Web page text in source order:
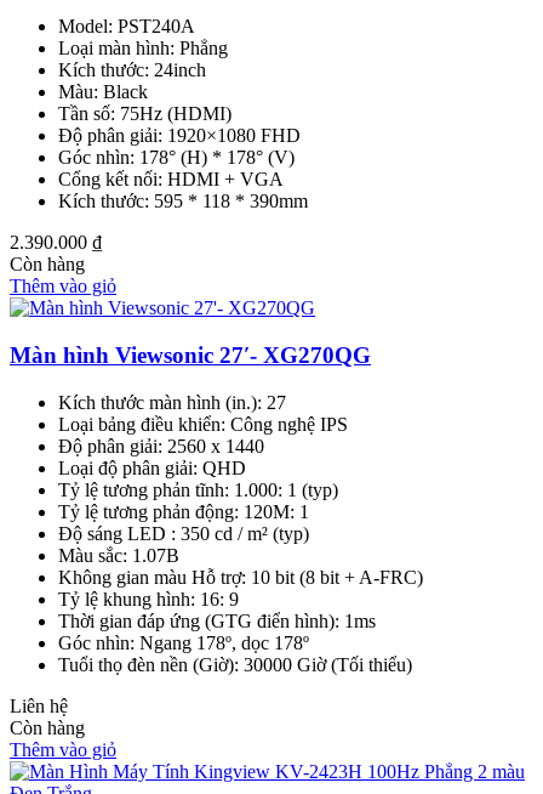
Model: PST240A
Loại màn hình: Phẳng
Kích thước: 24inch
Màu: Black
Tần số: 75Hz (HDMI)
Độ phân giải: 1920×1080 FHD
Góc nhìn: 178° (H) * 178° (V)
Cổng kết nối: HDMI + VGA
Kích thước: 595 * 118 * 390mm
2.390.000 ₫
Còn hàng
Thêm vào giỏ
Màn hình Viewsonic 27′- XG270QG
Kích thước màn hình (in.): 27
Loại bảng điều khiển: Công nghệ IPS
Độ phân giải: 2560 x 1440
Loại độ phân giải: QHD
Tỷ lệ tương phản tĩnh: 1.000: 1 (typ)
Tỷ lệ tương phản động: 120M: 1
Độ sáng LED : 350 cd / m² (typ)
Màu sắc: 1.07B
Không gian màu Hỗ trợ: 10 bit (8 bit + A-FRC)
Tỷ lệ khung hình: 16: 9
Thời gian đáp ứng (GTG điển hình): 1ms
Góc nhìn: Ngang 178º, dọc 178º
Tuổi thọ đèn nền (Giờ): 30000 Giờ (Tối thiểu)
Liên hệ
Còn hàng
Thêm vào giỏ